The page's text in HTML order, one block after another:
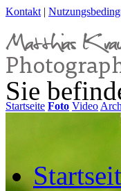
Kontakt |
Startseite Foto Video
Sie